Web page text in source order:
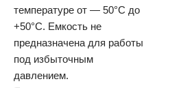
температуре от — 50°С до
+50°C. Емкость не
предназначена для работы
под избыточным
давлением.